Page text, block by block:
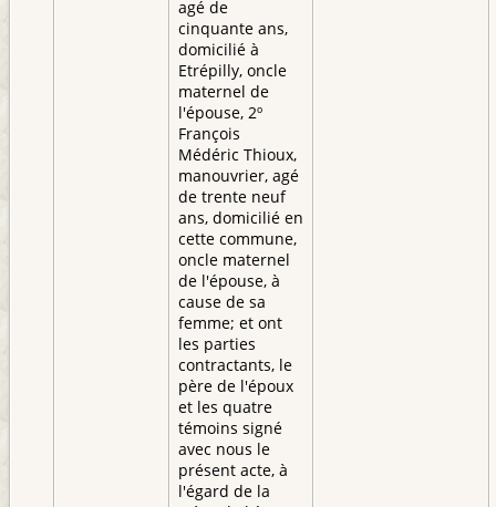
agé de
cinquante ans,
domicilié à
Etrépilly, oncle
maternel de
l'épouse, 2º
François
Médéric Thioux,
manouvrier, agé
de trente neuf
ans, domicilié en
cette commune,
oncle maternel
de l'épouse, à
cause de sa
femme; et ont
les parties
contractants, le
père de l'époux
et les quatre
témoins signé
avec nous le
présent acte, à
l'égard de la